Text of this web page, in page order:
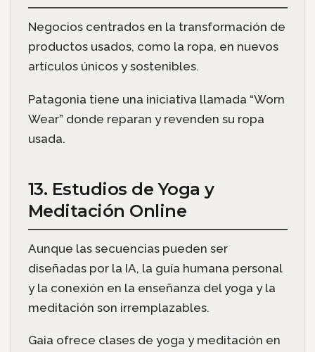
Negocios centrados en la transformación de
productos usados, como la ropa, en nuevos
artículos únicos y sostenibles.
Patagonia tiene una iniciativa llamada “Worn
Wear” donde reparan y revenden su ropa
usada.
13. Estudios de Yoga y
Meditación Online
Aunque las secuencias pueden ser
diseñadas por la IA, la guía humana personal
y la conexión en la enseñanza del yoga y la
meditación son irremplazables.
Gaia ofrece clases de yoga y meditación en